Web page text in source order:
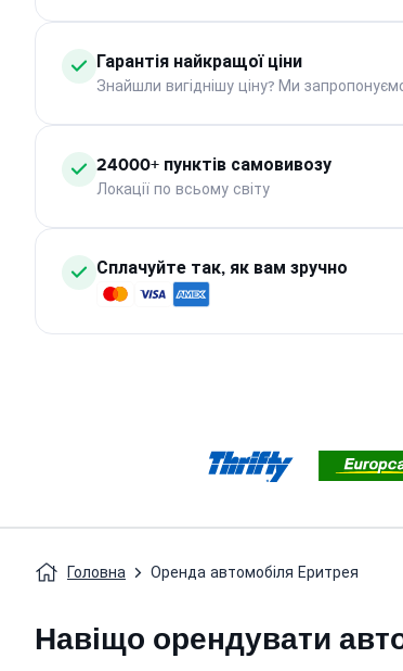
Гарантія найкращої ціни
Знайшли вигіднішу ціну? Ми
24000+ пунктів самовивозу
Локації по всьому світу
Сплачуйте так, як вам зручно
Головна Оренда автомобіля Еритрея
Навіщо орендувати